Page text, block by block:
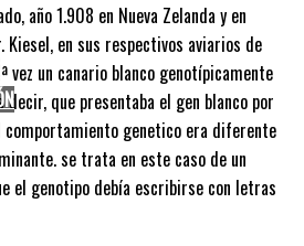
año 1.908 en Nueva Zelanda y en
Kiesel, en sus respectivos aviarios de
vez un canario blanco genotípicamente
decir, que presentaba el gen blanco por
comportamiento genetico era diferente
se trata en este caso de un
el genotipo debía escribirse con letras